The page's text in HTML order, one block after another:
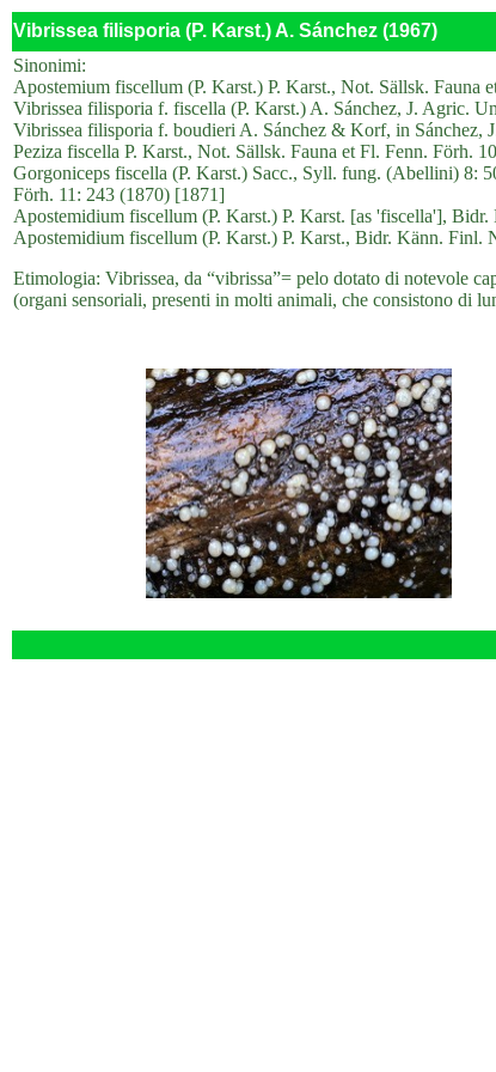
Vibrissea filisporia (P. Karst.) A. Sánchez (1967)
Sinonimi:
Apostemium fiscellum (P. Karst.) P. Karst., Not. Sällsk. Fauna
Vibrissea filisporia f. fiscella (P. Karst.) A. Sánchez, J. Agric.
Vibrissea filisporia f. boudieri A. Sánchez & Korf, in Sánchez,
Peziza fiscella P. Karst., Not. Sällsk. Fauna et Fl. Fenn. Förh.
Gorgoniceps fiscella (P. Karst.) Sacc., Syll. fung. (Abellini) 8:
Förh. 11: 243 (1870) [1871]
Apostemidium fiscellum (P. Karst.) P. Karst. [as 'fiscella'],
Apostemidium fiscellum (P. Karst.) P. Karst., Bidr. Känn. Finl.
Etimologia: Vibrissea, da “vibrissa”= pelo dotato di notevole
(organi sensoriali, presenti in molti animali, che consistono di